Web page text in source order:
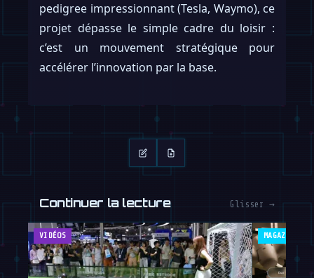
pedigree impressionnant (Tesla, Waymo), ce
projet dépasse le simple cadre du loisir :
c’est un mouvement stratégique pour
accélérer l’innovation par la base.
Continuer la lecture Glisser →
VIDÉOS MAGAZINE